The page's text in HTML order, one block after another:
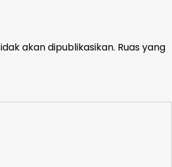
akan dipublikasikan. Ruas yang